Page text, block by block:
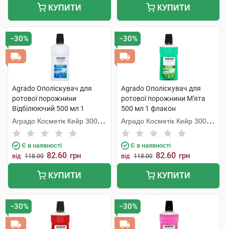
КУПИТИ КУПИТИ
−30%
Agrado Ополіскувач для
ротової порожнини
Відбілюючий 500 мл 1
флакон
Аградо Косметік Кейр 3000
С.Л.У.
Є в наявності
від 118.00 82.60 грн
КУПИТИ
−30%
Agrado Ополіскувач для
ротової порожнини М'ята
500 мл 1 флакон
Аградо Косметік Кейр 3000
С.Л.У.
Є в наявності
від 118.00 82.60 грн
КУПИТИ
−30% −30%